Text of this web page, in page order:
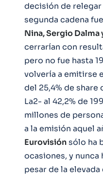
decisión de
segunda cadena
Nina, Sergio Dalma
cerrarían con
pero no fue hasta
volvería a emitirse
del 25,4% de
La2- al 42,2% de
millones de
a la emisión aquel
Eurovisiónsólo ha
ocasiones, y nunca
pesar de la